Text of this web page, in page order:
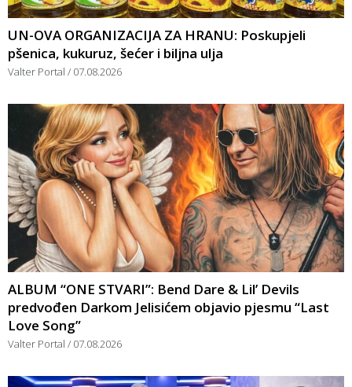
UN-OVA ORGANIZACIJA ZA HRANU: Poskupjeli
pšenica, kukuruz, šećer i biljna ulja
Valter Portal 07.08.2026
ALBUM “ONE STVARI”: Bend Dare & Lil’ Devils
predvođen Darkom Jelisićem objavio pjesmu “Last
Love Song”
Valter Portal 07.08.2026